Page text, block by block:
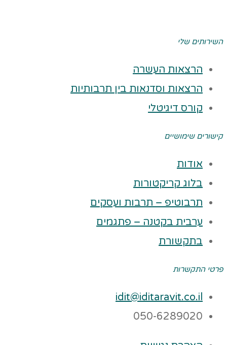
השירותים שלי
הרצאות העשרה
הרצאות וסדנאות בין תרבותיות
קורס דיגיטלי
קישורים שימושיים
אודות
בלוג קריקטורות
תרבוטיפ – תרבות ועסקים
ערבית בקטנה – פתגמים
בתקשורת
פרטי התקשרות
idit@iditaravit.co.il
050-6289020